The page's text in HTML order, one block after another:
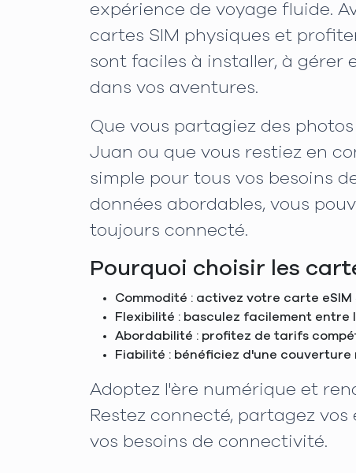
expérience de voyage fluide.
cartes SIM physiques et
sont faciles à installer, à gérer
dans vos aventures.
Que vous partagiez des
Juan ou que vous restiez en
simple pour tous vos besoins
données abordables, vous
toujours connecté.
Pourquoi choisir les
Commodité : activez votre carte eSIM
Flexibilité : basculez facilement
Abordabilité : profitez de tarifs
Fiabilité : bénéficiez d'une couverture
Adoptez l'ère numérique et
Restez connecté, partagez
vos besoins de connectivité.